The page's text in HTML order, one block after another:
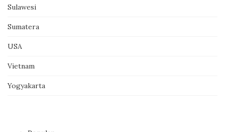
Sulawesi
Sumatera
USA
Vietnam
Yogyakarta